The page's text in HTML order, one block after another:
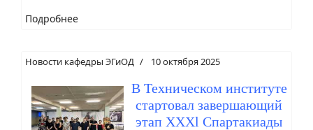
Подробнее
Новости кафедры ЭГиОД 10 октября 2025
В Техническом институте
стартовал завершающий
этап XXXl Спартакиады